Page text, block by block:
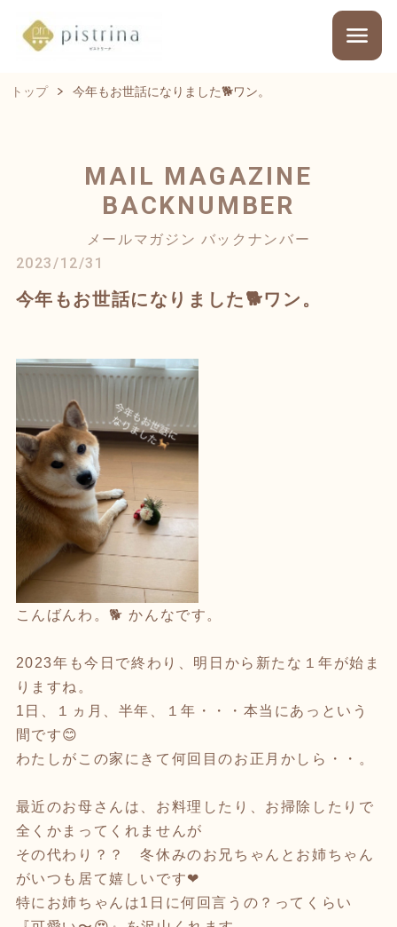
トップ 今年もお世話になりました🐕ワン。
MAIL MAGAZINE
BACKNUMBER
メールマガジン バックナンバー
2023/12/31
今年もお世話になりました🐕ワン。
こんばんわ。🐕 かんなです。
2023年も今日で終わり、明日から新たな１年が始ま
りますね。
1日、１ヵ月、半年、１年・・・本当にあっという
間です😊
わたしがこの家にきて何回目のお正月かしら・・。
最近のお母さんは、お料理したり、お掃除したりで
全くかまってくれませんが
その代わり？？ 冬休みのお兄ちゃんとお姉ちゃん
がいつも居て嬉しいです❤︎
特にお姉ちゃんは1日に何回言うの？ってくらい